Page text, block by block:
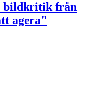
bildkritik från
agera"